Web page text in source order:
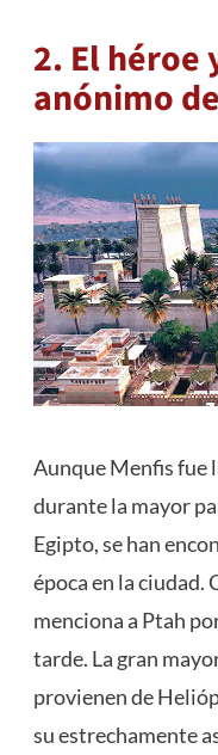
2. El héroe
anónimo
Aunque Menfis fue
durante la mayor
Egipto, se han
época en la ciudad.
menciona a Ptah
tarde. La gran
provienen de
su estrechamente